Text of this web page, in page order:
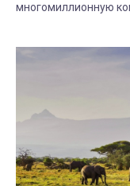
многомиллионную